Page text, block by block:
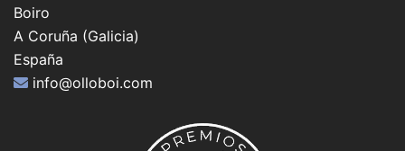
Boiro
A Coruña (Galicia)
España
info@olloboi.com